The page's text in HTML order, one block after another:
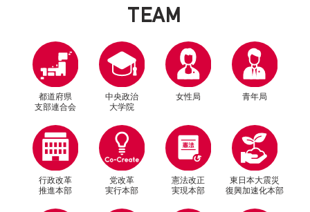
TEAM
都道府県
支部連合会
中央政治
大学院
女性局 青年局
行政改革
推進本部
党改革
実行本部
憲法改正
実現本部
東日本大震災
復興加速化本部